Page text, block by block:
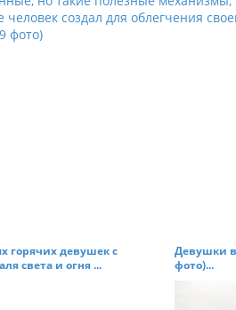
человек создал для облегчения
фото)
горячих девушек с
света и огня ...
Девушки
фото)...